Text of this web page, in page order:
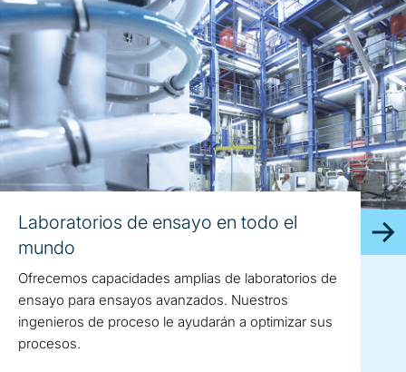
Laboratorios de ensayo en todo el
mundo
Ofrecemos capacidades amplias de laboratorios de
ensayo para ensayos avanzados. Nuestros
ingenieros de proceso le ayudarán a optimizar sus
procesos.